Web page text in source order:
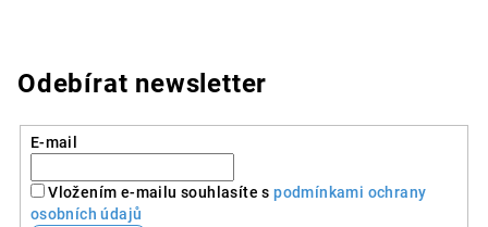
Odebírat newsletter
E-mail
Vložením e-mailu souhlasíte spodmínkami ochrany
osobních údajů